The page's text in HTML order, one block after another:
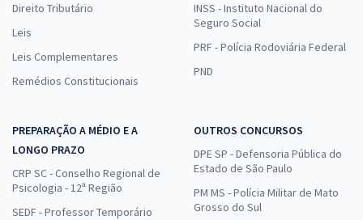
Direito Tributário
Leis
Leis Complementares
Remédios Constitucionais
INSS - Instituto Nacional do
Seguro Social
PRF - Polícia Rodoviária Federal
PND
PREPARAÇÃO A MÉDIO E A
LONGO PRAZO
CRP SC - Conselho Regional de
Psicologia - 12ª Região
SEDF - Professor Temporário
OUTROS CONCURSOS
DPE SP - Defensoria Pública do
Estado de São Paulo
PM MS - Polícia Militar de Mato
Grosso do Sul